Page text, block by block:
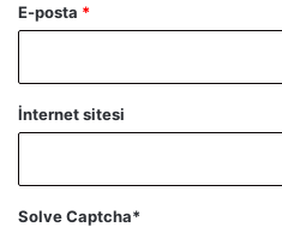
E-posta *
İnternet sitesi
Solve Captcha*